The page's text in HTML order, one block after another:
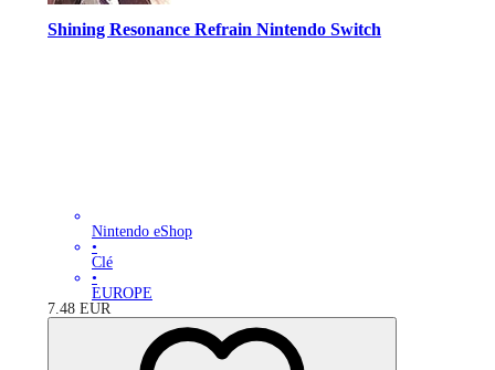
Shining Resonance Refrain Nintendo Switch
Nintendo eShop
•
Clé
•
EUROPE
7.48 EUR